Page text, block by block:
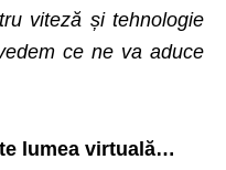
viteză și tehnologie
ce ne va aduce
lumea virtuală…